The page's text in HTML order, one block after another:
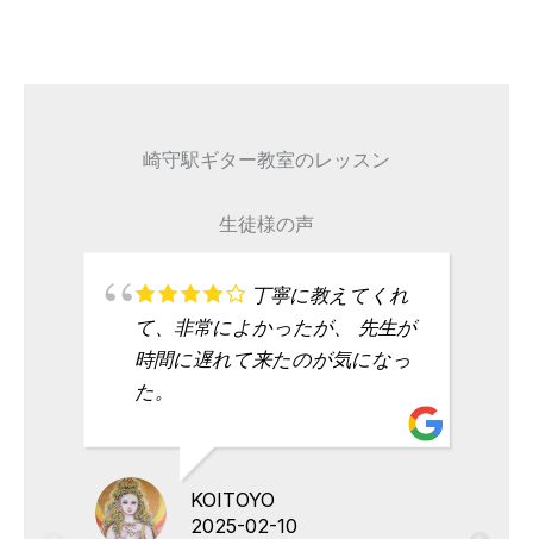
崎守駅ギター教室のレッスン
生徒様の声
丁寧に教えてくれ
て、非常によかったが、 先生が
時間に遅れて来たのが気になっ
た。
KOITOYO
2025-02-10